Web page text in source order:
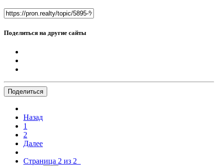
Поделиться на другие сайты
Поделиться
Назад
1
2
Далее
Страница 2 из 2